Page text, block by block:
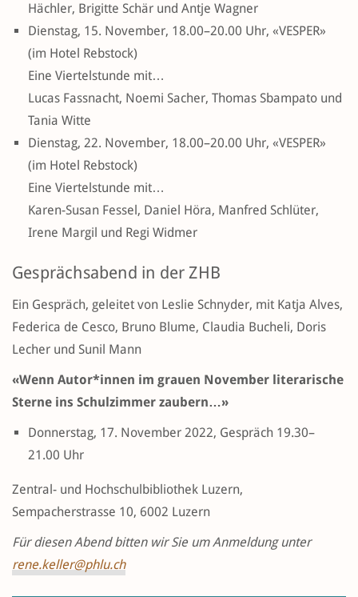
Hächler, Brigitte Schär und Antje Wagner
Dienstag, 15. November, 18.00–20.00 Uhr, «VESPER»
(im Hotel Rebstock)
Eine Viertelstunde mit…
Lucas Fassnacht, Noemi Sacher, Thomas Sbampato und
Tania Witte
Dienstag, 22. November, 18.00–20.00 Uhr, «VESPER»
(im Hotel Rebstock)
Eine Viertelstunde mit…
Karen-Susan Fessel, Daniel Höra, Manfred Schlüter,
Irene Margil und Regi Widmer
Gesprächsabend in der ZHB
Ein Gespräch, geleitet von Leslie Schnyder, mit Katja Alves,
Federica de Cesco, Bruno Blume, Claudia Bucheli, Doris
Lecher und Sunil Mann
«Wenn Autor*innen im grauen November literarische
Sterne ins Schulzimmer zaubern…»
Donnerstag, 17. November 2022, Gespräch 19.30–
21.00 Uhr
Zentral- und Hochschulbibliothek Luzern,
Sempacherstrasse 10, 6002 Luzern
Für diesen Abend bitten wir Sie um Anmeldung unter
rene.keller@phlu.ch